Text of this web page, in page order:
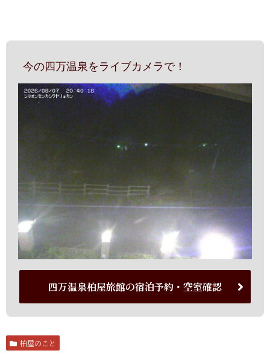
今の四万温泉をライブカメラで！
四万温泉柏屋旅館の宿泊予約・空室確認
柏屋のこと